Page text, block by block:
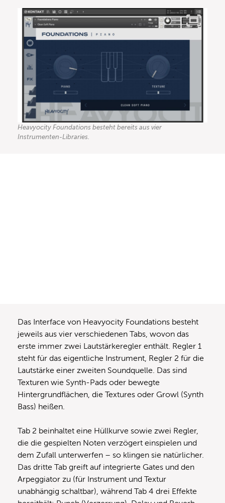
Heavyocity Foundations besteht bereits aus vier
Instrumenten-Libraries.
Das Interface von Heavyocity Foundations besteht
jeweils aus vier verschiedenen Tabs, wovon das
erste immer zwei Lautstärkeregler enthält. Regler 1
steht für das eigentliche Instrument, Regler 2 für die
Lautstärke einer zweiten Soundquelle. Das sind
Texturen wie Synth-Pads oder bewegte
Hintergrundflächen, die Textures oder Growl (Synth
Bass) heißen.
Tab 2 beinhaltet eine Hüllkurve sowie zwei Regler,
die die gespielten Noten verzögert einspielen und
dem Zufall unterwerfen – so klingen sie natürlicher.
Das dritte Tab greift auf integrierte Gates und den
Arpeggiator zu (für Instrument und Textur
unabhängig schaltbar), während Tab 4 drei Effekte